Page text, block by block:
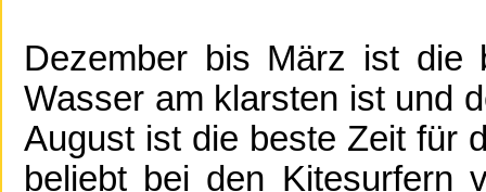
Dezember bis März ist die
Wasser am klarsten ist und
August ist die beste Zeit für
beliebt bei den Kitesurfern